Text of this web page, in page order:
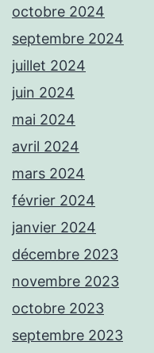
octobre 2024
septembre 2024
juillet 2024
juin 2024
mai 2024
avril 2024
mars 2024
février 2024
janvier 2024
décembre 2023
novembre 2023
octobre 2023
septembre 2023